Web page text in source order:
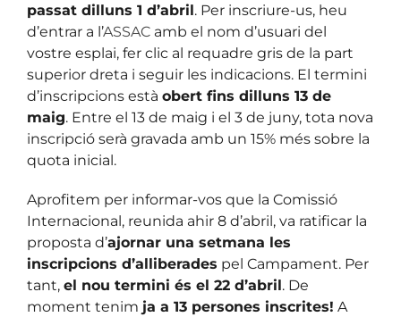
passat dilluns 1 d’abril. Per inscriure-us, heu
d’entrar a l’ASSAC amb el nom d’usuari del
vostre esplai, fer clic al requadre gris de la part
superior dreta i seguir les indicacions. El termini
d’inscripcions està obert fins dilluns 13 de
maig. Entre el 13 de maig i el 3 de juny, tota nova
inscripció serà gravada amb un 15% més sobre la
quota inicial.
Aprofitem per informar-vos que la Comissió
Internacional, reunida ahir 8 d’abril, va ratificar la
proposta d’ajornar una setmana les
inscripcions d’alliberades pel Campament. Per
tant, el nou termini és el 22 d’abril. De
moment tenim ja a 13 persones inscrites! A